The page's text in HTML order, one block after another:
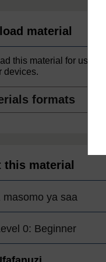
material
this material for use
devices.
this material
masomo ya saa
0: Beginner